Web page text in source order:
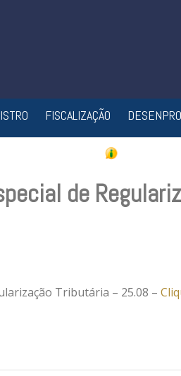
FISCALIZAÇÃO
de
Tributária – 25.08 –